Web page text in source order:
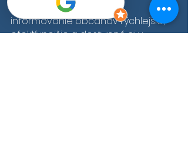
Vďaka systému
je
informovanie občanov rýchlejšie,
efektívnejšie a dostupné aj v